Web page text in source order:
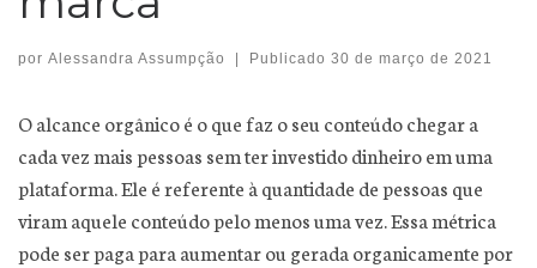
por Alessandra Assumpção Publicado 30 de março de 2021
O alcance orgânico é o que faz o seu conteúdo chegar a
cada vez mais pessoas sem ter investido dinheiro em uma
plataforma. Ele é referente à quantidade de pessoas que
viram aquele conteúdo pelo menos uma vez. Essa métrica
pode ser paga para aumentar ou gerada organicamente por